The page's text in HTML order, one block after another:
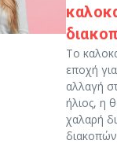
Το
εποχή
αλλαγή
ήλιος, η
χαλαρή